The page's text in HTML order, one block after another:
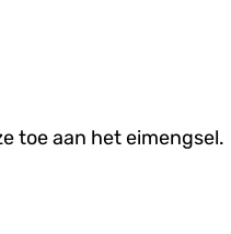
toe aan het eimengsel.